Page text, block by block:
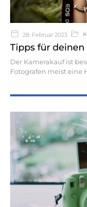
28. Februar 2023
Tipps für
Der Kamerakauf ist
Fotografen meist eine